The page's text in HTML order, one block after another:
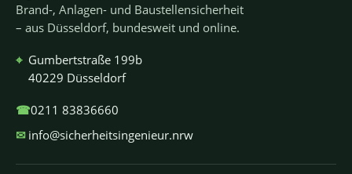
Brand-, Anlagen- und Baustellensicherheit
– aus Düsseldorf, bundesweit und online.
⌖ Gumbertstraße 199b
40229 Düsseldorf
☎0211 83836660
✉ info@sicherheitsingenieur.nrw